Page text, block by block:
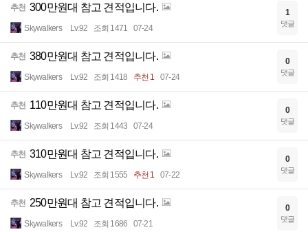
추천 300만원대 참고 견적입니다.
Skywalkers Lv.92 조회 1471 07-24
1
댓글
추천 380만원대 참고 견적입니다.
Skywalkers Lv.92 조회 1418 추천 1 07-24
0
댓글
추천 110만원대 참고 견적입니다.
Skywalkers Lv.92 조회 1443 07-24
0
댓글
추천 310만원대 참고 견적입니다.
Skywalkers Lv.92 조회 1555 추천 1 07-22
0
댓글
추천 250만원대 참고 견적입니다.
Skywalkers Lv.92 조회 1686 07-21
0
댓글